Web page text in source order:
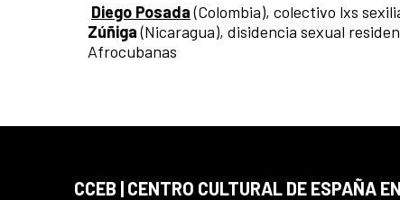
Diego Posada(Colombia), colectivo lxs
Zúñiga(Nicaragua), disidencia sexual
Afrocubanas
CCEB | CENTRO CULTURAL DE ESPAÑA